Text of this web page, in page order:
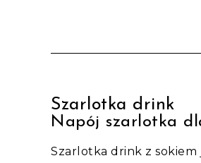
Szarlotka drink
Napój szarlotka
Szarlotka drink z